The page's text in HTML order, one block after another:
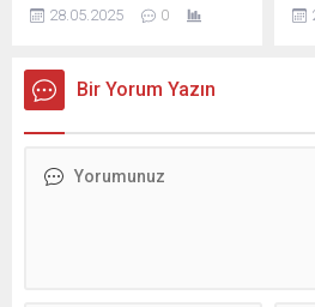
düşüşlere sahne oldu. Gram
aştıktan sonra hızla
gerileyerek 4 bin 150 TL
gününde fiyatlarda belirgin
28.05.2025 0
Bir Yorum Yazın